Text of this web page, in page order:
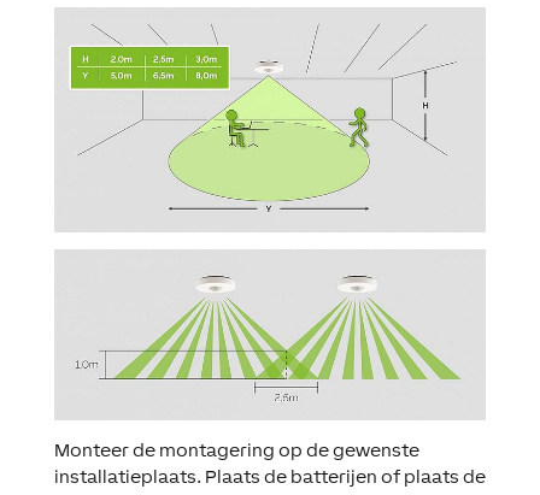
Monteer de montagering op de gewenste
installatieplaats. Plaats de batterijen of plaats de